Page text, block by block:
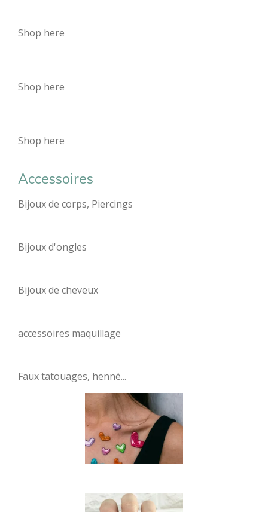
Shop here
Shop here
Shop here
Accessoires
Bijoux de corps, Piercings
Bijoux d'ongles
Bijoux de cheveux
accessoires maquillage
Faux tatouages, henné...